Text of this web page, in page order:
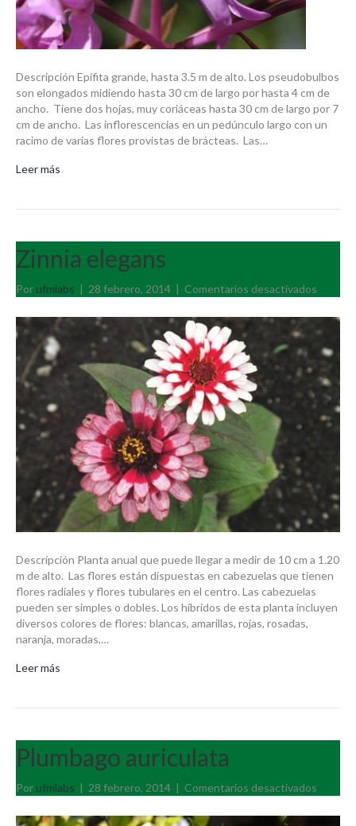
Descripción Epífita grande, hasta 3.5 m de alto. Los pseudobulbos
son elongados midiendo hasta 30 cm de largo por hasta 4 cm de
ancho. Tiene dos hojas, muy coriáceas hasta 30 cm de largo por 7
cm de ancho. Las inflorescencias en un pedúnculo largo con un
racimo de varias flores provistas de brácteas. Las…
Leer más
Zinnia elegans
Por ufmlabs | 28 febrero, 2014 | Comentarios desactivados
elegans
Descripción Planta anual que puede llegar a medir de 10 cm a 1.20
m de alto. Las flores están dispuestas en cabezuelas que tienen
flores radiales y flores tubulares en el centro. Las cabezuelas
pueden ser simples o dobles. Los híbridos de esta planta incluyen
diversos colores de flores: blancas, amarillas, rojas, rosadas,
naranja, moradas,…
Leer más
Plumbago auriculata
Por ufmlabs | 28 febrero, 2014 | Comentarios desactivados